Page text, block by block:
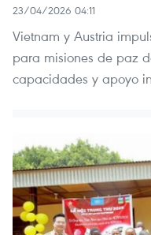
23/04/2026 04:11
Vietnam y Austria
para misiones de paz
capacidades y apoyo